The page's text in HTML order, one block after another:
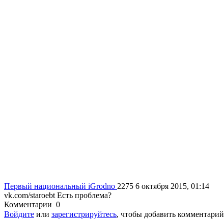
Первый национальный iGrodno 2275 6 октября 2015, 01:14
vk.com/staroebt Есть проблема?
Комментарии 0
Войдите или зарегистрируйтесь, чтобы добавить комментарий